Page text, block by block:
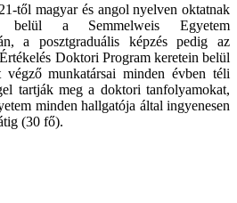
től magyar és angol nyelven oktatnak
belül a Semmelweis Egyetem
a posztgraduális képzés pedig az
Doktori Program keretein belül
munkatársai minden évben téli
tartják meg a doktori tanfolyamokat,
minden hallgatója által ingyenesen
(30 fő).